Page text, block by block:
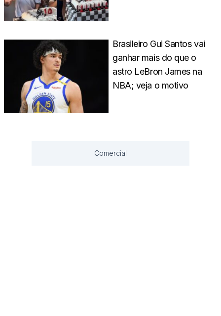
Brasileiro Gui Santos vai
ganhar mais do que o
astro LeBron James na
NBA; veja o motivo
Comercial